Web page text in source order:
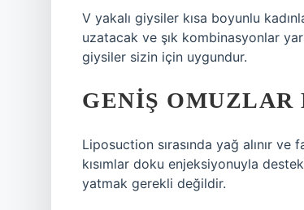
V yakalı giysiler kısa boyunlu
uzatacak ve şık kombinasyonlar
giysiler sizin için uygundur.
GENIŞ OMUZLAR
Liposuction sırasında yağ alınır
kısımlar doku enjeksiyonuyla
yatmak gerekli değildir.